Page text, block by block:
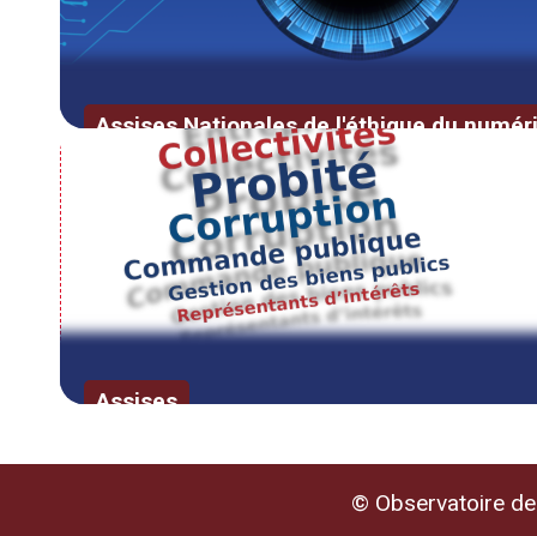
Les premières assises européenne
Antoine Vauchez
Assises Nationales de l'éthique du
L'ÉTHIQUE ET LA CYBERSÉCURITÉ
Les 7 & 8 octobre 2026 à Nevers
Inscription
La deuxième édition des Assises
Raphaël Maurel en partenariat avec la
Assises
19 & 20 novembre 2026 à Lyon
© Observatoire